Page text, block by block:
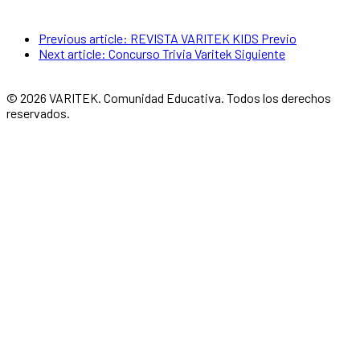
Previous article: REVISTA VARITEK KIDS Previo
Next article: Concurso Trivia Varitek Siguiente
© 2026 VARITEK. Comunidad Educativa. Todos los derechos
reservados.